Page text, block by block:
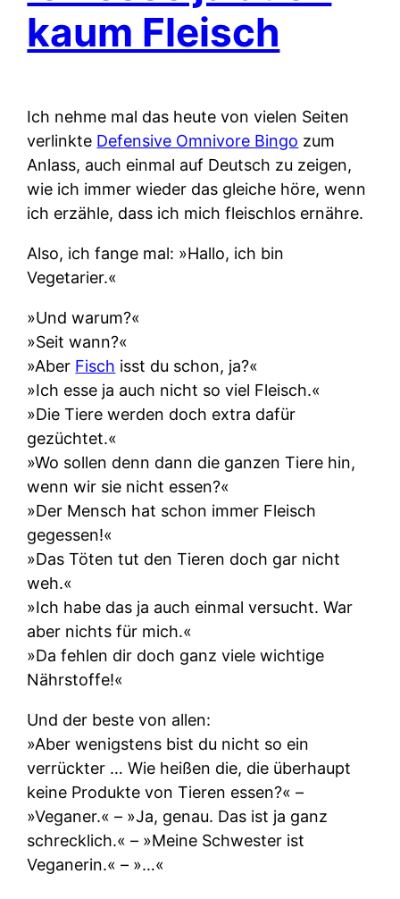
kaum Fleisch
Ich nehme mal das heute von vielen Seiten
verlinkte Defensive Omnivore Bingo zum
Anlass, auch einmal auf Deutsch zu zeigen,
wie ich immer wieder das gleiche höre, wenn
ich erzähle, dass ich mich fleischlos ernähre.
Also, ich fange mal: »Hallo, ich bin
Vegetarier.«
»Und warum?«
»Seit wann?«
»Aber Fisch isst du schon, ja?«
»Ich esse ja auch nicht so viel Fleisch.«
»Die Tiere werden doch extra dafür
gezüchtet.«
»Wo sollen denn dann die ganzen Tiere hin,
wenn wir sie nicht essen?«
»Der Mensch hat schon immer Fleisch
gegessen!«
»Das Töten tut den Tieren doch gar nicht
weh.«
»Ich habe das ja auch einmal versucht. War
aber nichts für mich.«
»Da fehlen dir doch ganz viele wichtige
Nährstoffe!«
Und der beste von allen:
»Aber wenigstens bist du nicht so ein
verrückter … Wie heißen die, die überhaupt
keine Produkte von Tieren essen?« –
»Veganer.« – »Ja, genau. Das ist ja ganz
schrecklich.« – »Meine Schwester ist
Veganerin.« – »…«